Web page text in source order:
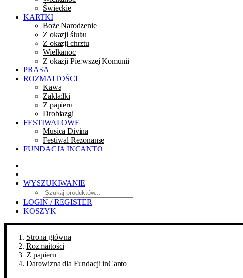
Świeckie
KARTKI
Boże Narodzenie
Z okazji ślubu
Z okazji chrztu
Wielkanoc
Z okazji Pierwszej Komunii
PRASA
ROZMAITOŚCI
Kawa
Zakładki
Z papieru
Drobiazgi
FESTIWALOWE
Musica Divina
Festiwal Rezonanse
FUNDACJA INCANTO
WYSZUKIWANIE
LOGIN / REGISTER
KOSZYK
Strona główna
Rozmaitości
Z papieru
Darowizna dla Fundacji inCanto